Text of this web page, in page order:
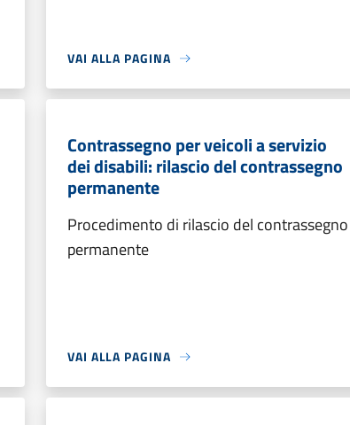
VAI ALLA PAGINA
Contrassegno per veicoli a servizio
dei disabili: rilascio del contrassegno
permanente
Procedimento di rilascio del contrassegno
permanente
VAI ALLA PAGINA